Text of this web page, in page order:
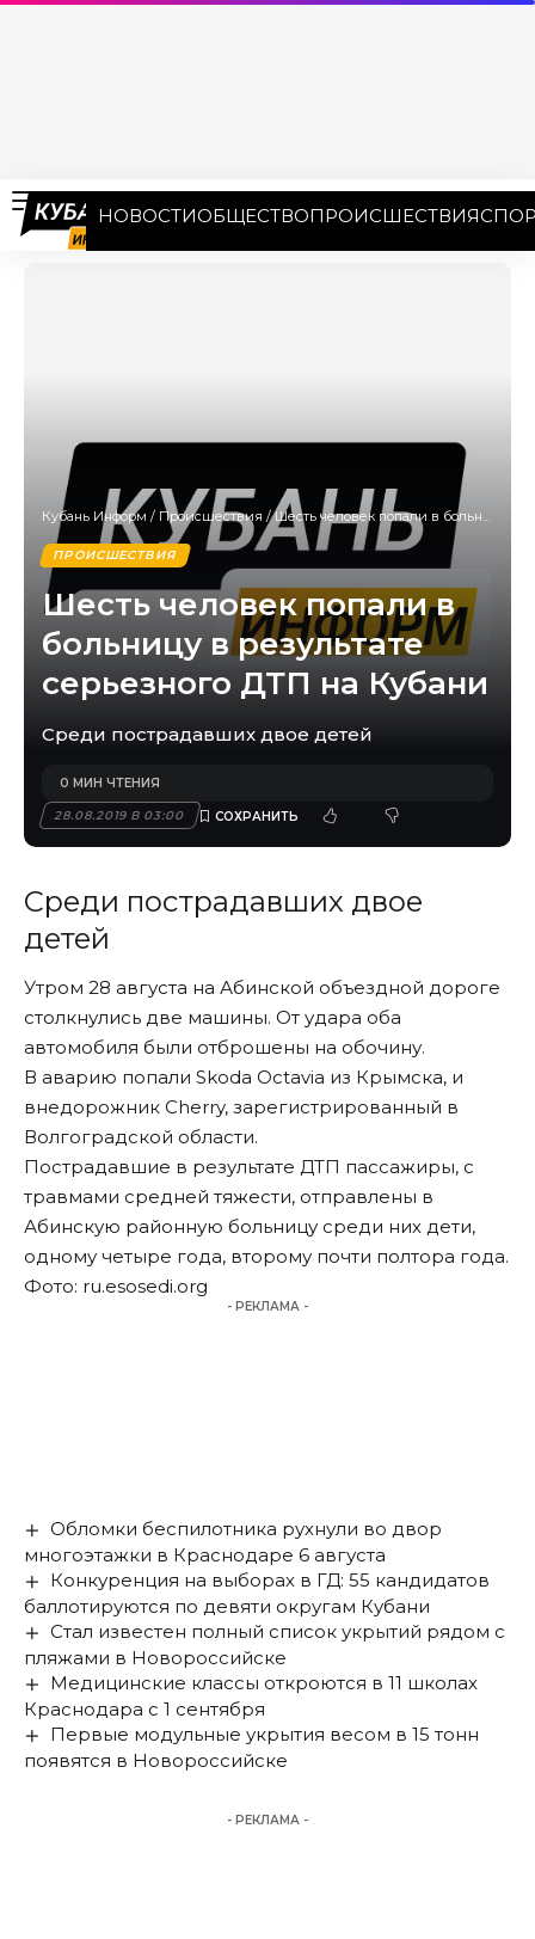
НОВОСТИОБЩЕСТВОПРОИСШЕСТВИЯ
Кубань Информ / Происшествия /Шесть человек попали в больницу в результате серьезного ДТП на Кубани
ПРОИСШЕСТВИЯ
Шесть человек попали в
больницу в результате
серьезного ДТП на Кубани
Среди пострадавших двое детей
28.08.2019 В 03:00
0 МИН ЧТЕНИЯ
Среди пострадавших двое
детей
Утром 28 августа на Абинской объездной дороге
столкнулись две машины. От удара оба
автомобиля были отброшены на обочину.
В аварию попали Skoda Octavia из Крымска, и
внедорожник Cherry, зарегистрированный в
Волгоградской области.
Пострадавшие в результате ДТП пассажиры, с
травмами средней тяжести, отправлены в
Абинскую районную больницу среди них дети,
одному четыре года, второму почти полтора года.
Фото: ru.esosedi.org
- РЕКЛАМА -
Обломки беспилотника рухнули во двор
многоэтажки в Краснодаре 6 августа
Конкуренция на выборах в ГД: 55 кандидатов
баллотируются по девяти округам Кубани
Стал известен полный список укрытий рядом с
пляжами в Новороссийске
Медицинские классы откроются в 11 школах
Краснодара с 1 сентября
Первые модульные укрытия весом в 15 тонн
появятся в Новороссийске
- РЕКЛАМА -